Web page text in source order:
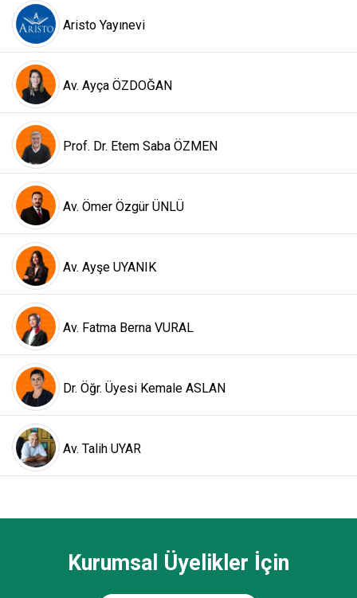
Aristo Yayınevi
Av. Ayça ÖZDOĞAN
Prof. Dr. Etem Saba ÖZMEN
Av. Ömer Özgür ÜNLÜ
Av. Ayşe UYANIK
Av. Fatma Berna VURAL
Dr. Öğr. Üyesi Kemale ASLAN
Av. Talih UYAR
Kurumsal Üyelikler İçin